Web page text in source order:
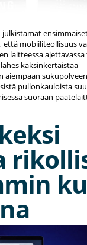
ensimmäiset
mobiiliteollisuus
laitteessa
kaksinkertaistaa
aiempaan
pullonkauloista
suoraan